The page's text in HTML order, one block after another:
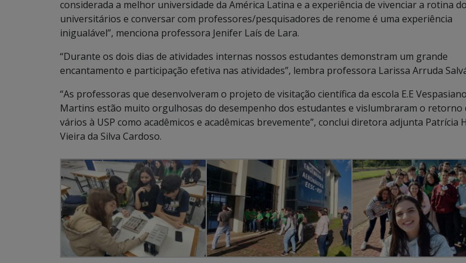
considerada a melhor universidade da América Latina e a experiência de vivenciar a rotina
universitários e conversar com professores/pesquisadores de renome é uma experiência
inigualável”, menciona professora Jenifer Laís de Lara.
“Durante os dois dias de atividades internas nossos estudantes demonstram um grande
encantamento e participação efetiva nas atividades”, lembra professora Larissa Arruda
“As professoras que desenvolveram o projeto de visitação científica da escola E.E Vespasiano
Martins estão muito orgulhosas do desempenho dos estudantes e vislumbraram o retorno
vários à USP como acadêmicos e acadêmicas brevemente”, conclui diretora adjunta Patrícia
Vieira da Silva Cardoso.